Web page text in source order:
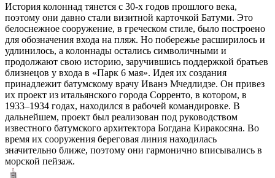
История колоннад тянется с 30-х годов прошлого века,
поэтому они давно стали визитной карточкой Батуми. Это
белоснежное сооружение, в греческом стиле, было построено
для обозначения входа на пляж. Но побережье расширилось и
удлинилось, а колоннады остались символичными и
продолжают свою историю, заручившись поддержкой братьев
близнецов у входа в «Парк 6 мая». Идея их создания
принадлежит батумскому врачу Иванэ Мчедлидзе. Он привез
их проект из итальянского города Сорренто, в котором, в
1933–1934 годах, находился в рабочей командировке. В
дальнейшем, проект был реализован под руководством
известного батумского архитектора Богдана Киракосяна. Во
время их сооружения береговая линия находилась
значительно ближе, поэтому они гармонично вписывались в
морской пейзаж.